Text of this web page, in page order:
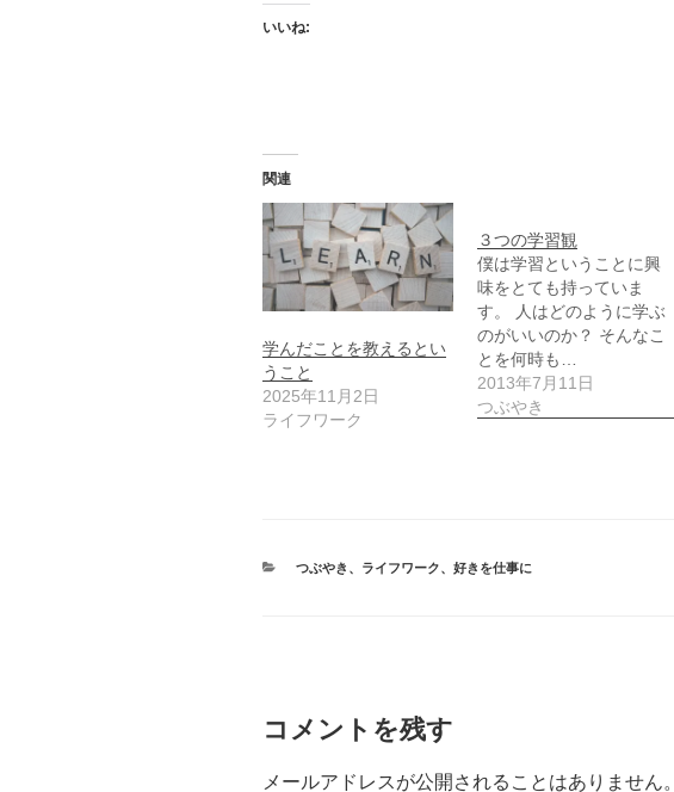
いいね:
関連
学んだことを教えるとい
うこと
2025年11月2日
ライフワーク
３つの学習観
僕は学習ということに興
味をとても持っていま
す。 人はどのように学ぶ
のがいいのか？ そんなこ
とを何時も…
2013年7月11日
つぶやき
カ
つぶやき 、 ライフワーク、 好きを仕事に
コメントを残す
メールアドレスが公開されることはありません。